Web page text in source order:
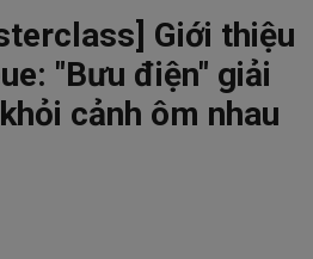
Giới thiệu
"Bưu điện" giải
cảnh ôm nhau